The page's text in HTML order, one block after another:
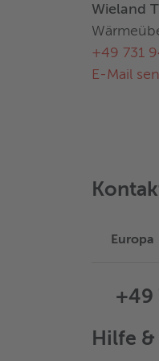
Wieland
+49 731
E-Mail
Europa
+49
Hilfe